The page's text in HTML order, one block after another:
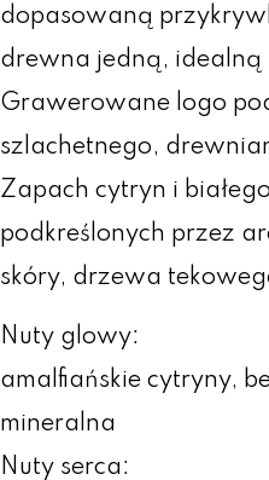
dopasowaną
drewna jedną, idealną
Grawerowane logo
szlachetnego,
Zapach cytryn i
podkreślonych przez
skóry, drzewa
Nuty glowy:
amalfiańskie cytryny,
mineralna
Nuty serca: